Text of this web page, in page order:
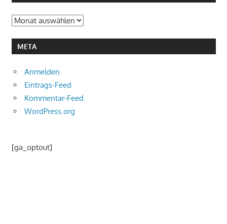
Archiv
META
Anmelden
Eintrags-Feed
Kommentar-Feed
WordPress.org
[ga_optout]